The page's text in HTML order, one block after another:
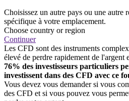
Choisissez un autre pays ou une autre
spécifique à votre emplacement.
Choose country or region
Continuer
Les CFD sont des instruments
élevé de perdre rapidement de l'argent
76% des investisseurs particuliers
investissent dans des CFD avec ce
Vous devez vous demander si vous
des CFD et si vous pouvez vous